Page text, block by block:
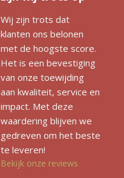
Wij zijn trots dat
klanten ons belonen
met de hoogste score.
Het is een bevestiging
van onze toewijding
aan kwaliteit, service en
impact. Met deze
waardering blijven we
gedreven om het beste
te leveren!
Bekijk onze reviews